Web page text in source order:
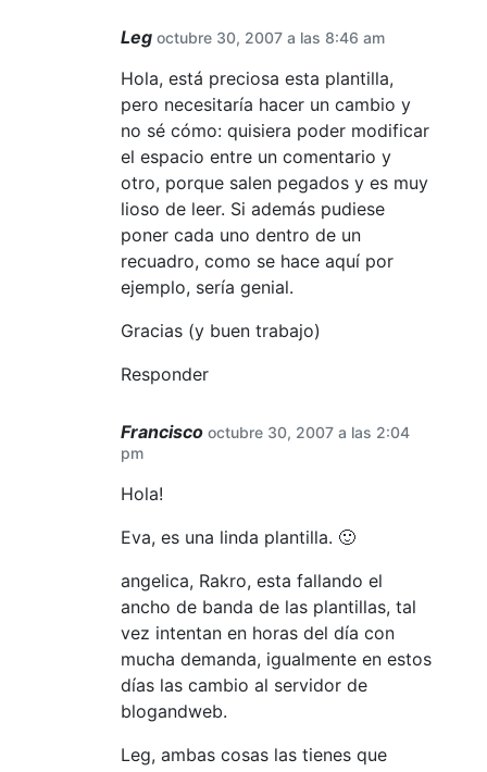
Leg octubre 30, 2007 a las 8:46 am
Hola, está preciosa esta plantilla,
pero necesitaría hacer un cambio y
no sé cómo: quisiera poder modificar
el espacio entre un comentario y
otro, porque salen pegados y es muy
lioso de leer. Si además pudiese
poner cada uno dentro de un
recuadro, como se hace aquí por
ejemplo, sería genial.
Gracias (y buen trabajo)
Responder
Francisco octubre 30, 2007 a las 2:04
pm
Hola!
Eva, es una linda plantilla. 🙂
angelica, Rakro, esta fallando el
ancho de banda de las plantillas, tal
vez intentan en horas del día con
mucha demanda, igualmente en estos
días las cambio al servidor de
blogandweb.
Leg, ambas cosas las tienes que